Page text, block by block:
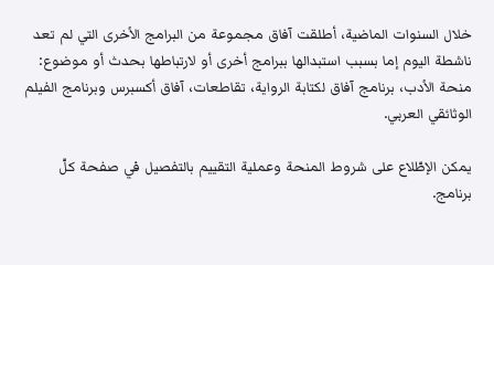
خلال السنوات الماضية، أطلقت آفاق مجموعة من البرامج الأخرى التي لم تعد
ناشطة اليوم إما بسبب استبدالها ببرامج أخرى أو لارتباطها بحدث أو موضوع:
منحة الأدب، برنامج آفاق لكتابة الرواية، تقاطعات، آفاق أكسبرس وبرنامج الفيلم
الوثائقي العربي.
يمكن الإطّلاع على شروط المنحة وعملية التقييم بالتفصيل في صفحة كلّ
برنامج.